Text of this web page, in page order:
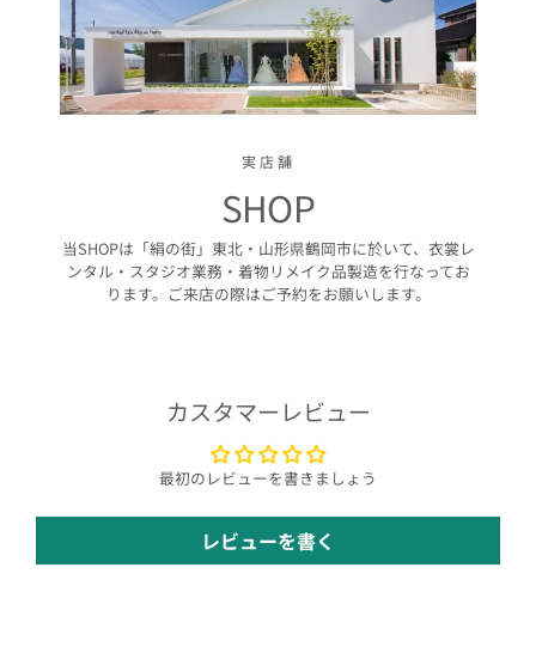
実店舗
SHOP
当SHOPは「絹の街」東北・山形県鶴岡市に於いて、衣裳レ
ンタル・スタジオ業務・着物リメイク品製造を行なってお
ります。ご来店の際はご予約をお願いします。
カスタマーレビュー
最初のレビューを書きましょう
レビューを書く